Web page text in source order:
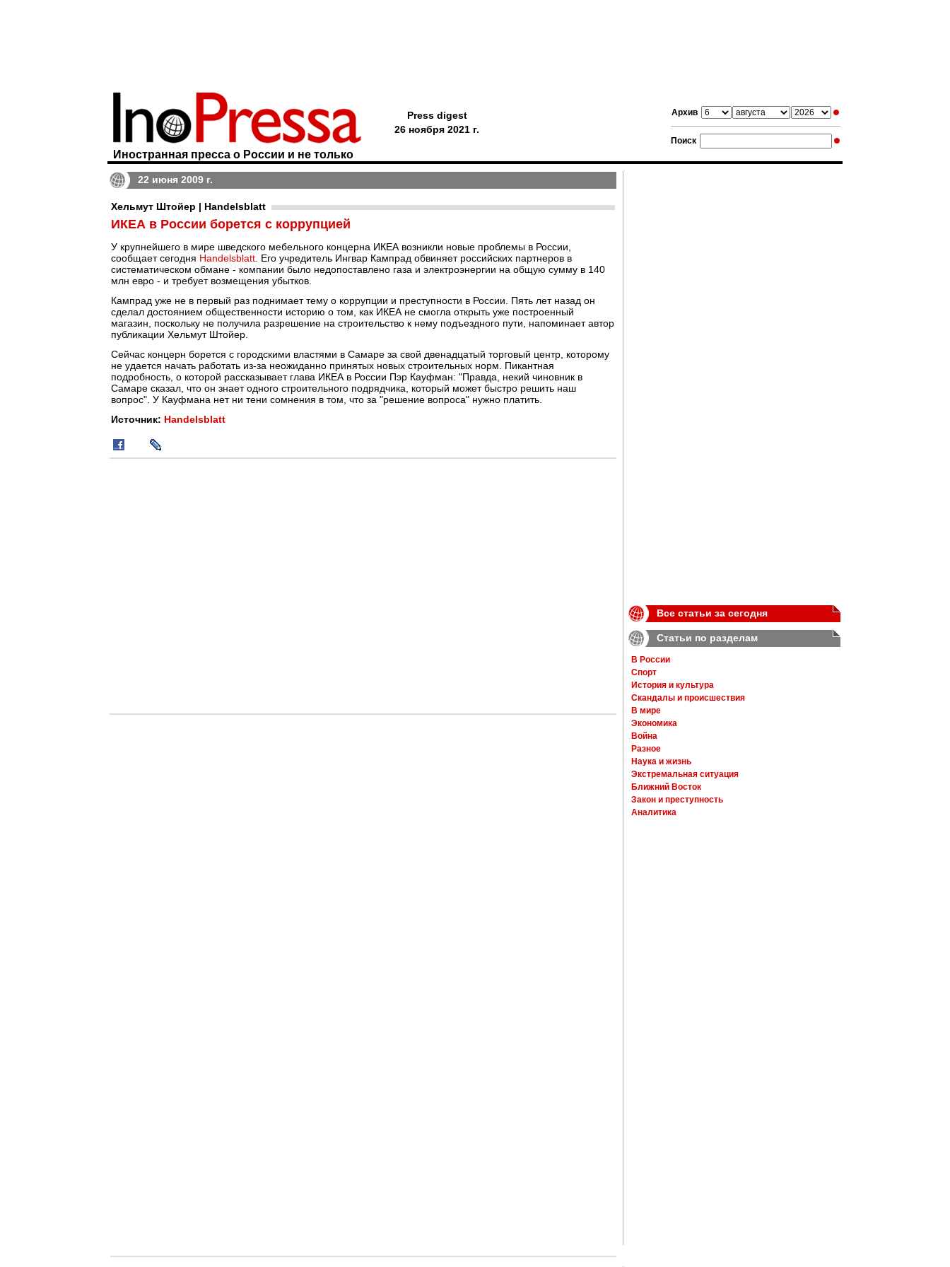
Архив
Поиск
Иностранная пресса о России и не только
Press digest
26 ноября 2021 г.
22 июня 2009 г.
Хельмут Штойер | Handelsblatt
ИКЕА в России борется с коррупцией
У крупнейшего в мире шведского мебельного концерна ИКЕА возникли новые проблемы в России,
сообщает сегодня Handelsblatt . Его учредитель Ингвар Кампрад обвиняет российских партнеров в
систематическом обмане - компании было недопоставлено газа и электроэнергии на общую сумму в 140
млн евро - и требует возмещения убытков.
Кампрад уже не в первый раз поднимает тему о коррупции и преступности в России. Пять лет назад он
сделал достоянием общественности историю о том, как ИКЕА не смогла открыть уже построенный
магазин, поскольку не получила разрешение на строительство к нему подъездного пути, напоминает автор
публикации Хельмут Штойер.
Сейчас концерн борется с городскими властями в Самаре за свой двенадцатый торговый центр, которому
не удается начать работать из-за неожиданно принятых новых строительных норм. Пикантная
подробность, о которой рассказывает глава ИКЕА в России Пэр Кауфман: "Правда, некий чиновник в
Самаре сказал, что он знает одного строительного подрядчика, который может быстро решить наш
вопрос". У Кауфмана нет ни тени сомнения в том, что за "решение вопроса" нужно платить.
Источник: Handelsblatt
Все статьи за сегодня
Статьи по разделам
В России
Спорт
История и культура
Скандалы и происшествия
В мире
Экономика
Война
Разное
Наука и жизнь
Экстремальная ситуация
Ближний Восток
Закон и преступность
Аналитика